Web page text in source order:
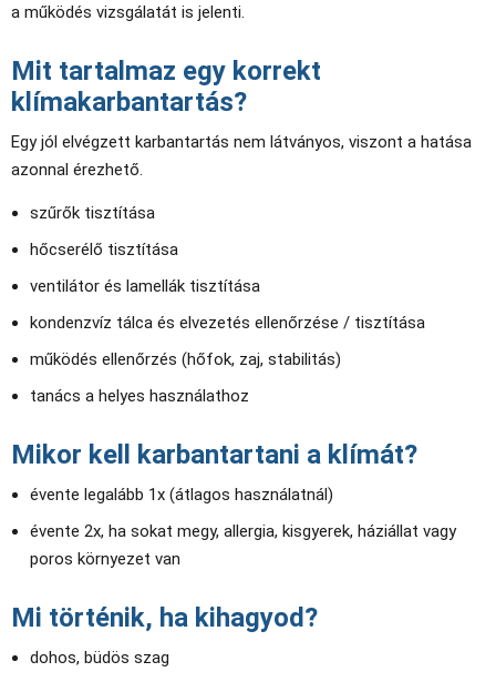
a működés vizsgálatát is jelenti.
Mit tartalmaz egy korrekt
klímakarbantartás?
Egy jól elvégzett karbantartás nem látványos, viszont a hatása
azonnal érezhető.
szűrők tisztítása
hőcserélő tisztítása
ventilátor és lamellák tisztítása
kondenzvíz tálca és elvezetés ellenőrzése / tisztítása
működés ellenőrzés (hőfok, zaj, stabilitás)
tanács a helyes használathoz
Mikor kell karbantartani a klímát?
évente legalább 1x (átlagos használatnál)
évente 2x, ha sokat megy, allergia, kisgyerek, háziállat vagy
poros környezet van
Mi történik, ha kihagyod?
dohos, büdös szag